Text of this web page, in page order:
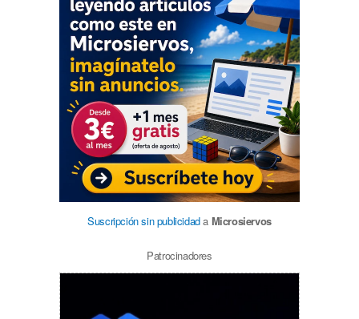
Suscripción sin publicidada Microsiervos
Patrocinadores